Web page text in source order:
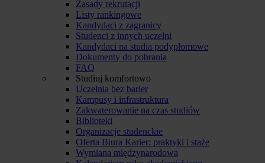
Zasady rekrutacji
Listy rankingowe
Kandydaci z zagranicy
Studenci z innych uczelni
Kandydaci na studia podyplomowe
Dokumenty do pobrania
FAQ
Studiuj komfortowo
Uczelnia bez barier
Kampusy i infrastruktura
Zakwaterowanie na czas studiów
Biblioteki
Organizacje studenckie
Oferta Biura Karier: praktyki i staże
Wymiana międzynarodowa